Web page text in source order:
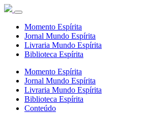
Momento Espírita
Jornal Mundo Espírita
Livraria Mundo Espírita
Biblioteca Espírita
Momento Espírita
Jornal Mundo Espírita
Livraria Mundo Espírita
Biblioteca Espírita
Conteúdo